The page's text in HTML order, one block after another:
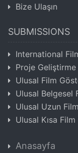
Bize Ulaşın
SUBMISSIONS
International
Proje
Ulusal Film
Ulusal Belgesel
Ulusal Uzun
Ulusal Kısa Film
Anasayfa